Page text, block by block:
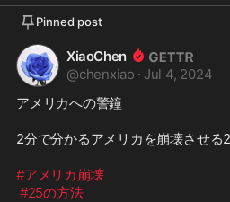
Pinned post
XiaoChen
@chenxiao · Jul 4, 2024
アメリカへの警鐘
2分で分かるアメリカを崩壊させる
#アメリカ崩壊
#25の方法